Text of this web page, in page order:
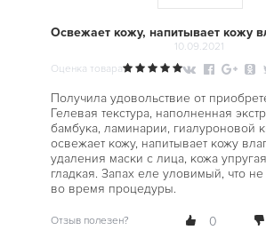
Освежает кожу, напитывает кожу
10.09.2021
Оценка товара
Получила удовольствие от
Гелевая текстура, наполненная
бамбука, ламинарии, гиалуроновой
освежает кожу, напитывает кожу
удаления маски с лица, кожа
гладкая. Запах еле уловимый, что не
во время процедуры.
Отзыв полезен? 0